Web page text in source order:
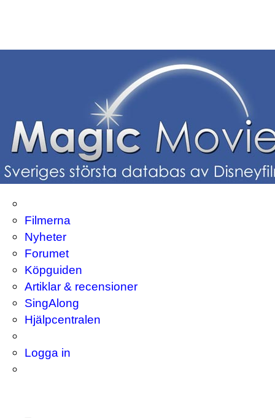
Filmerna
Nyheter
Forumet
Köpguiden
Artiklar & recensioner
SingAlong
Hjälpcentralen
Logga in